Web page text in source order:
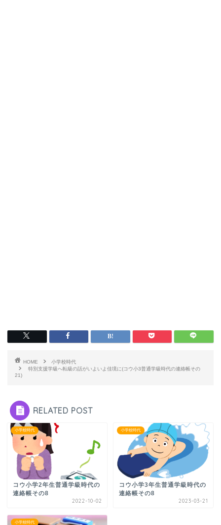
HOME
小学校時代
特別支援学級へ転級の話がいよいよ佳境に(コウ小3普通学級時代の連絡帳その
21)
RELATED POST
小学校時代
コウ小学2年生普通学級時代の
連絡帳その8
2022-10-02
小学校時代
コウ小学3年生普通学級時代の
連絡帳その8
2023-03-21
小学校時代